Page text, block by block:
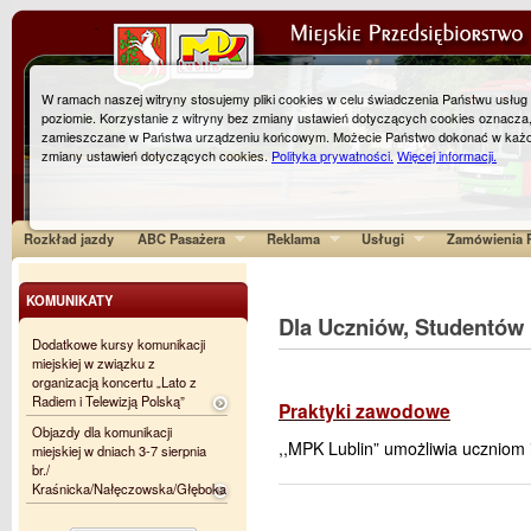
Rozkład jazdy ABC Pasażera Reklama Usługi Zamówienia
Dla Uczniów,
Praktyki zawodowe
,,MPK Lublin” umożliwia
KOMUNIKATY
Dodatkowe kursy komunikacji
miejskiej w związku z
organizacją koncertu „Lato z
Radiem i Telewizją Polską”
Objazdy dla komunikacji
miejskiej w dniach 3-7 sierpnia
br./
Kraśnicka/Nałęczowska/Głęboka
W ramach naszej witryny stosujemy pliki cookies w celu świadczenia Państwu
poziomie. Korzystanie z witryny bez zmiany ustawień dotyczących cookies
zamieszczane w Państwa urządzeniu końcowym. Możecie Państwo dokonać w
zmiany ustawień dotyczących cookies. Polityka prywatności. Więcej informacji.